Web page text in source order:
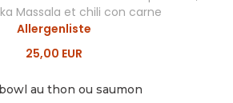
Massala et chili con carne
Allergenliste
25,00 EUR
au thon ou saumon